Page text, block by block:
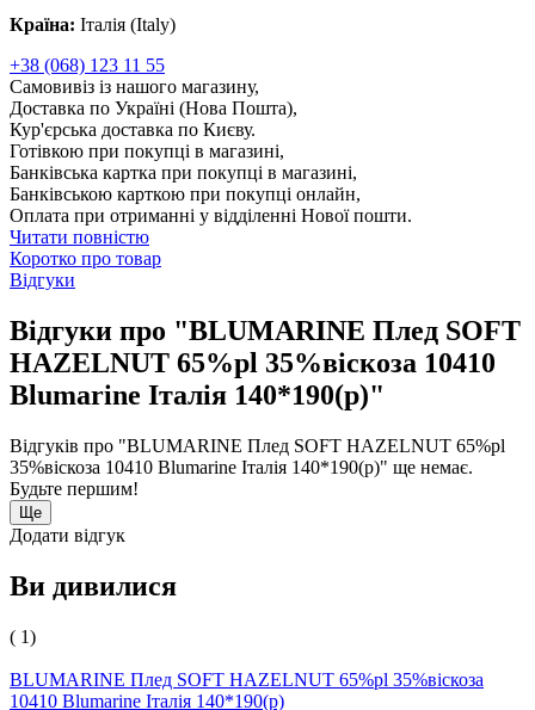
Країна: Італія (Italy)
+38 (068) 123 11 55
Самовивіз із нашого магазину,
Доставка по Україні (Нова Пошта),
Кур'єрська доставка по Києву.
Готівкою при покупці в магазині,
Банківська картка при покупці в магазині,
Банківською карткою при покупці онлайн,
Оплата при отриманні у відділенні Нової пошти.
Читати повністю
Коротко про товар
Відгуки
Відгуки про "BLUMARINE Плед SOFT
HAZELNUT 65%pl 35%віскоза 10410
Blumarine Італія 140*190(р)"
Відгуків про "BLUMARINE Плед SOFT HAZELNUT 65%pl
35%віскоза 10410 Blumarine Італія 140*190(р)" ще немає.
Будьте першим!
Ще
Додати відгук
Ви дивилися
( 1)
BLUMARINE Плед SOFT HAZELNUT 65%pl 35%віскоза
10410 Blumarine Італія 140*190(р)